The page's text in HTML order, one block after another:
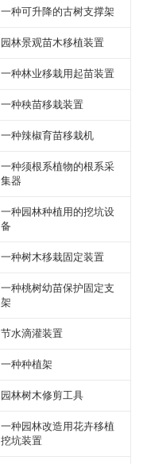
一种可升降的古树支撑架
园林景观苗木移植装置
一种林业移栽用起苗装置
一种秧苗移栽装置
一种辣椒育苗移栽机
一种须根系植物的根系采
集器
一种园林种植用的挖坑设
备
一种树木移栽固定装置
一种桃树幼苗保护固定支
架
节水滴灌装置
一种种植架
园林树木修剪工具
一种园林改造用花卉移植
挖坑装置